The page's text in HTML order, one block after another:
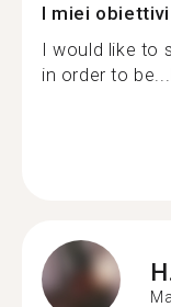
I miei
I would like to
in order to be...